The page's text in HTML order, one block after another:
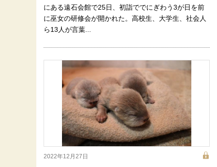
にある遠石会館で25日、初詣ででにぎわう3が日を前
に巫女の研修会が開かれた。高校生、大学生、社会人
ら13人が言葉...
2022年12月27日